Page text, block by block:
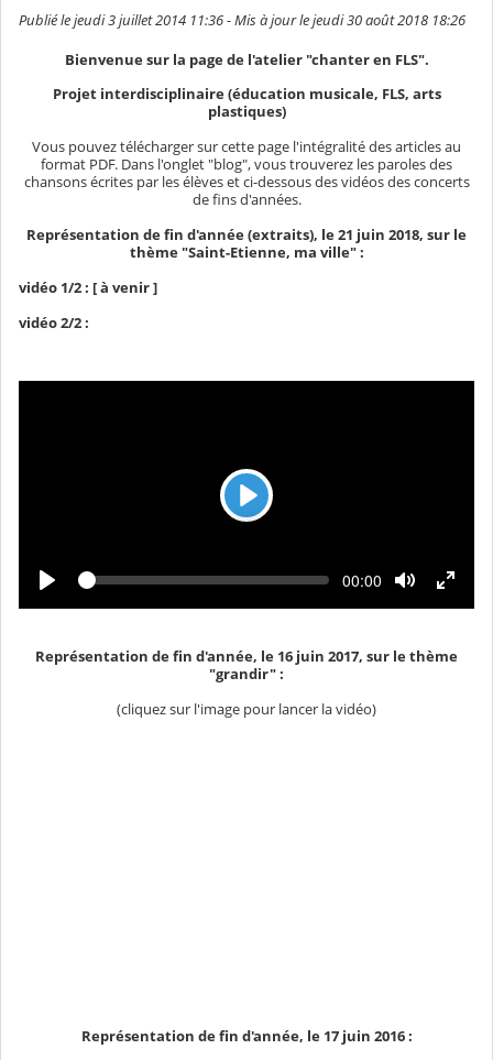
Publié le jeudi 3 juillet 2014 11:36 - Mis à jour le jeudi 30 août 2018 18:26
Bienvenue sur la page de l'atelier "chanter en FLS".
Projet interdisciplinaire (éducation musicale, FLS, arts
plastiques)
Vous pouvez télécharger sur cette page l'intégralité des articles au
format PDF. Dans l'onglet "blog", vous trouverez les paroles des
chansons écrites par les élèves et ci-dessous des vidéos des concerts
de fins d'années.
Représentation de fin d'année (extraits), le 21 juin 2018, sur le
thème "Saint-Etienne, ma ville":
vidéo 1/2 : [ à venir ]
vidéo 2/2 :
L
t
u
e
L
e
c
r
e
T
m
é
u
l
00:00
Représentation de fin d'année, le 16 juin 2017, sur le thème
"grandir" :
(cliquez sur l'image pour lancer la vidéo)
Représentation de fin d'année, le 17 juin 2016 :